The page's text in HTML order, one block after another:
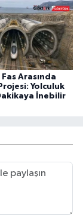
Arasında
Yolculuk
İnebilir